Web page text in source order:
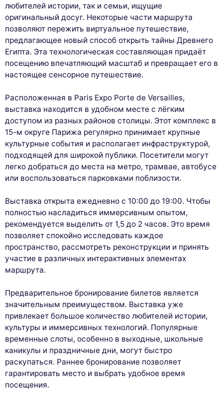
любителей истории, так и семьи, ищущие
оригинальный досуг. Некоторые части маршрута
позволяют пережить виртуальное путешествие,
предлагающее новый способ открыть тайны Древнего
Египта. Эта технологическая составляющая придаёт
посещению впечатляющий масштаб и превращает его в
настоящее сенсорное путешествие.
Расположенная в Paris Expo Porte de Versailles,
выставка находится в удобном месте с лёгким
доступом из разных районов столицы. Этот комплекс в
15-м округе Парижа регулярно принимает крупные
культурные события и располагает инфраструктурой,
подходящей для широкой публики. Посетители могут
легко добраться до места на метро, трамвае, автобусе
или воспользоваться парковками поблизости.
Выставка открыта ежедневно с 10:00 до 19:00. Чтобы
полностью насладиться иммерсивным опытом,
рекомендуется выделить от 1,5 до 2 часов. Это время
позволяет спокойно исследовать каждое
пространство, рассмотреть реконструкции и принять
участие в различных интерактивных элементах
маршрута.
Предварительное бронирование билетов является
значительным преимуществом. Выставка уже
привлекает большое количество любителей истории,
культуры и иммерсивных технологий. Популярные
временные слоты, особенно в выходные, школьные
каникулы и праздничные дни, могут быстро
раскупаться. Раннее бронирование позволяет
гарантировать место и выбрать удобное время
посещения.